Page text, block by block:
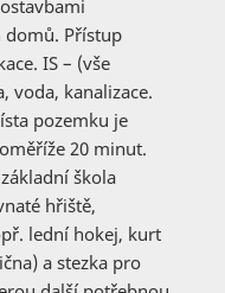
domů. Přístup
IS – (vše
voda, kanalizace.
pozemku je
20 minut.
škola
hřiště,
lední hokej, kurt
a stezka pro